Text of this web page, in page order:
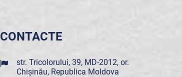
CONTACTE
str. Tricolorului, 39, MD-2012, or.
Chișinău, Republica Moldova